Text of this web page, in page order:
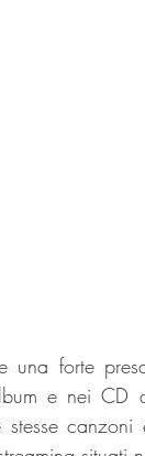
una forte
e nei CD